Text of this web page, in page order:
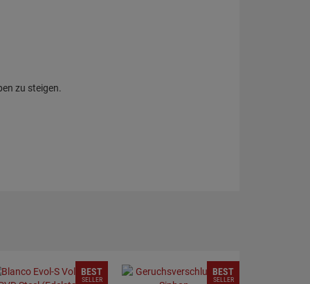
zu steigen.
BEST
SELLER
BEST
SELLER